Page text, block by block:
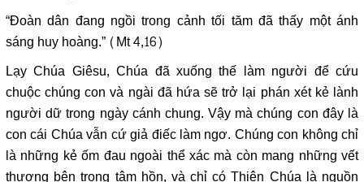
“Đoàn dân đang ngồi trong cảnh tối tăm đã thấy một ánh
sáng huy hoàng.” (Mt 4,16)
Lạy Chúa Giêsu, Chúa đã xuống thế làm người để cứu
chuộc chúng con và ngài đã hứa sẽ trở lại phán xét kẻ lành
người dữ trong ngày cánh chung. Vậy mà chúng con đây là
con cái Chúa vẫn cứ giả điếc làm ngơ. Chúng con không chỉ
là những kẻ ốm đau ngoài thể xác mà còn mang những vết
thương bên trong tâm hồn, và chỉ có Thiên Chúa là nguồn